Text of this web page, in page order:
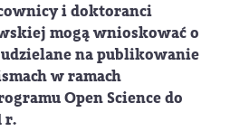
i doktoranci
mogą wnioskować o
na publikowanie
w ramach
Open Science do
r.